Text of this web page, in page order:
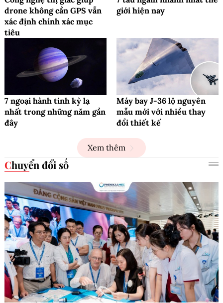
drone không cần GPS vẫn
xác định chính xác mục
tiêu
giới hiện nay
7 ngoại hành tinh kỳ lạ
nhất trong những năm gần
đây
Máy bay J-36 lộ nguyên
mẫu mới với nhiều thay
đổi thiết kế
Xem thêm
Chuyển đổi số